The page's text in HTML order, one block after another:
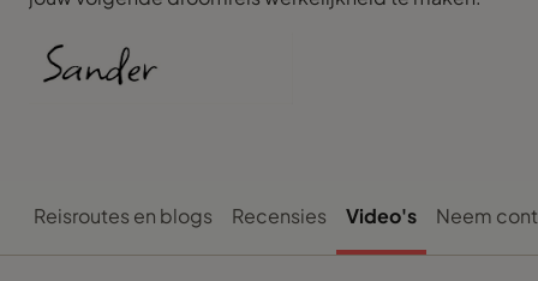
Reisroutes en blogs Recensies Video's Neem